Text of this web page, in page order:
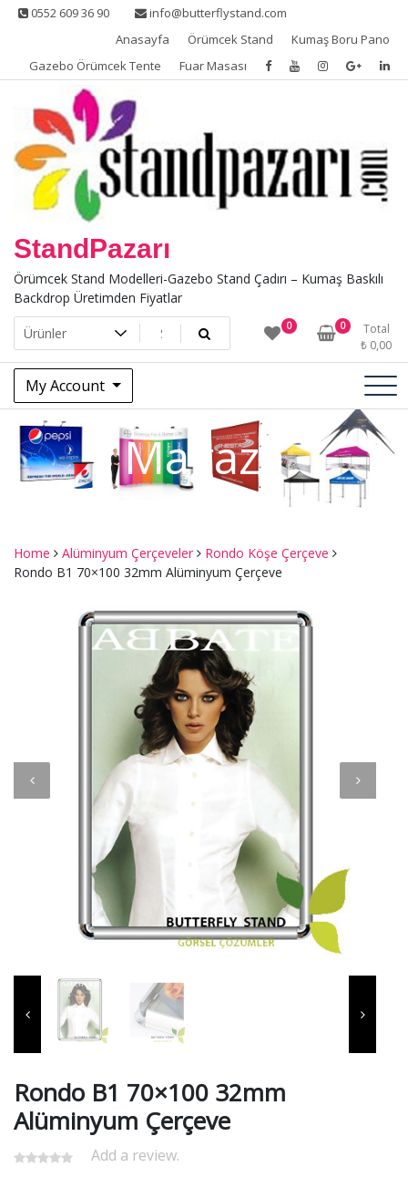
Skip 0552 609 36 90
info@butterflystand.com
Anasayfa
Örümcek Stand
Kumaş Boru Pano
Gazebo Örümcek Tente
Fuar Masası
StandPazarı
Örümcek Stand Modelleri-Gazebo Stand Çadırı – Kumaş Baskılı
Backdrop Üretimden Fiyatlar
0 0
Total
₺ 0,00
My Account
Mağaza
Home Alüminyum Çerçeveler
Rondo Köşe Çerçeve
Rondo B1 70×100 32mm Alüminyum Çerçeve
Rondo B1 70×100 32mm
Alüminyum Çerçeve
Add a review.